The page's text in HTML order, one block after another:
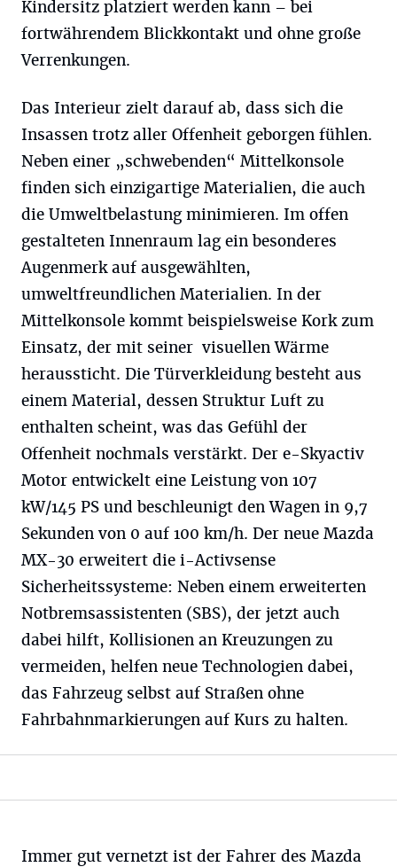
Kindersitz platziert werden kann – bei
fortwährendem Blickkontakt und ohne große
Verrenkungen.
Das Interieur zielt darauf ab, dass sich die
Insassen trotz aller Offenheit geborgen fühlen.
Neben einer „schwebenden“ Mittelkonsole
finden sich einzigartige Materialien, die auch
die Umweltbelastung minimieren. Im offen
gestalteten Innenraum lag ein besonderes
Augenmerk auf ausgewählten,
umweltfreundlichen Materialien. In der
Mittelkonsole kommt beispielsweise Kork zum
Einsatz, der mit seiner visuellen Wärme
heraussticht. Die Türverkleidung besteht aus
einem Material, dessen Struktur Luft zu
enthalten scheint, was das Gefühl der
Offenheit nochmals verstärkt. Der e-Skyactiv
Motor entwickelt eine Leistung von 107
kW/145 PS und beschleunigt den Wagen in 9,7
Sekunden von 0 auf 100 km/h. Der neue Mazda
MX-30 erweitert die i-Activsense
Sicherheitssysteme: Neben einem erweiterten
Notbremsassistenten (SBS), der jetzt auch
dabei hilft, Kollisionen an Kreuzungen zu
vermeiden, helfen neue Technologien dabei,
das Fahrzeug selbst auf Straßen ohne
Fahrbahnmarkierungen auf Kurs zu halten.
Immer gut vernetzt ist der Fahrer des Mazda